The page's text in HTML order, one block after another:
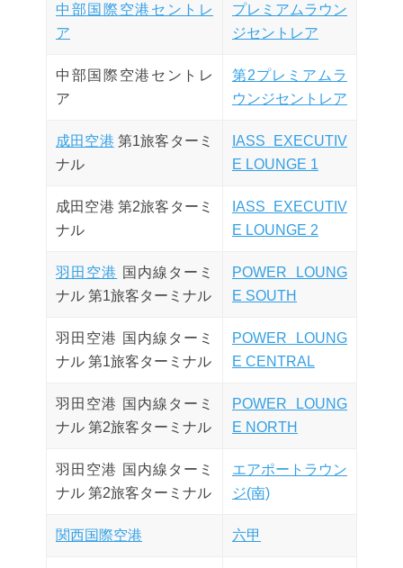
中部国際空港セントレ
ア
プレミアムラウン
ジセントレア
中部国際空港セントレ
ア
第2プレミアムラ
ウンジセントレア
成田空港 第1旅客ターミ
ナル
IASS EXECUTIV
E LOUNGE 1
成田空港 第2旅客ターミ
ナル
IASS EXECUTIV
E LOUNGE 2
羽田空港 国内線ターミ
ナル 第1旅客ターミナル
POWER LOUNG
E SOUTH
羽田空港 国内線ターミ
ナル 第1旅客ターミナル
POWER LOUNG
E CENTRAL
羽田空港 国内線ターミ
ナル 第2旅客ターミナル
POWER LOUNG
E NORTH
羽田空港 国内線ターミ
ナル 第2旅客ターミナル
エアポートラウン
ジ(南)
関西国際空港 六甲